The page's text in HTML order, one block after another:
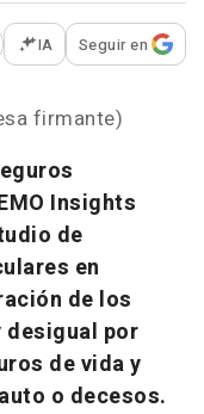
opciones para
IA Seguir en
firmante)
Insights
de
en
de los
desigual por
de vida y
o decesos.